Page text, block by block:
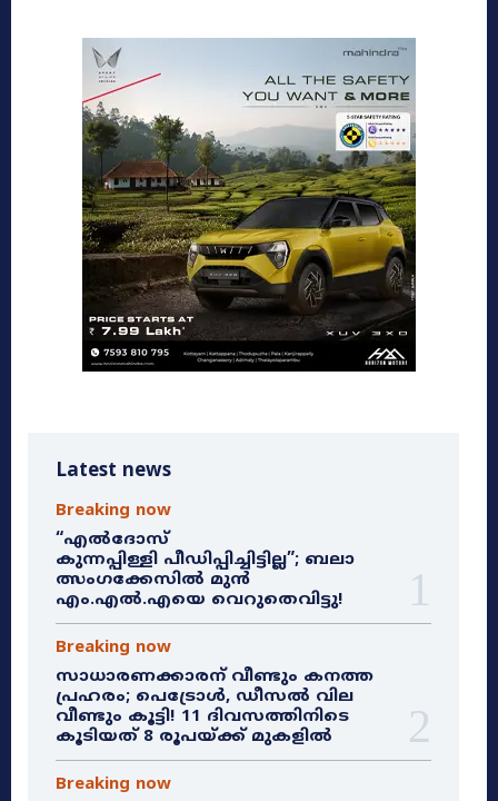
Latest news
Breaking now
“എൽദോസ്
കുന്നപ്പിള്ളി പീഡിപ്പിച്ചിട്ടില്ല”; ബലാ
ത്സംഗക്കേസിൽ മുൻ
എം.എൽ.എയെ വെറുതെവിട്ടു!
Breaking now
സാധാരണക്കാരന് വീണ്ടും കനത്ത
പ്രഹരം; പെട്രോൾ, ഡീസൽ വില
വീണ്ടും കൂട്ടി! 11 ദിവസത്തിനിടെ
കൂടിയത് 8 രൂപയ്ക്ക് മുകളിൽ
Breaking now